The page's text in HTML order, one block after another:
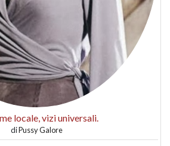
locale, vizi universali.
diPussy Galore